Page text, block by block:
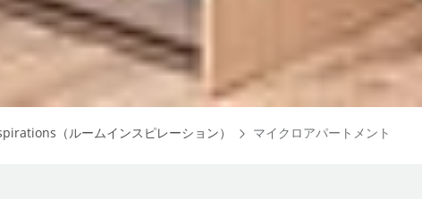
（ルームインスピレーション） Homepage
マイクロアパートメント